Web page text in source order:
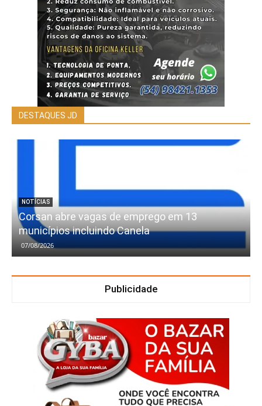
DESTAQUES JD
NOTÍCIAS
Corsan abre vagas de emprego em 13
municípios incluindo Canela
07/08/2026
Publicidade